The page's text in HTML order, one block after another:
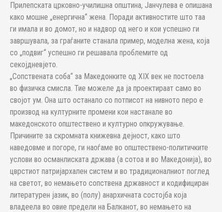
Прилепската црковно-училишна општина, Јанчулева е опишана
како мошне „енергична“ жена. Поради активностите што таа
ги имала и во домот, но и надвор од него и кои успешно ги
завршувала, за граѓаните станала пример, моделна жена, која
со „под­виг“ успешно ги решавала проблемите од
секојдневјето.
„Сопствената соба“ за Македонките од XIX век не постоела
во физичка смисла. Тие можеле да ја проектираат само во
својот ум. Она што останало со потписот на нивното перо е
производ на културните промени кои настанале во
македонското општествено и културно опкружување.
Причините за скромната книжевна дејност, како што
наведовме и погоре, ги наоѓаме во општествено-политичките
услови во османлиската држава (а сотоа и во Македонија), во
цврстиот патријархален систем и во традиционалниот поглед
на светот, во немањето сопствена државност и кодифициран
литературен јазик, во (полу) анархичната состојба која
владеела во овие предели на Балканот, во немањето на